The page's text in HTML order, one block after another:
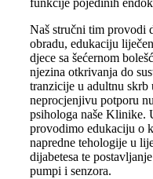
funkcije pojedinih
Naš stručni tim provodi
obradu, edukaciju
djece sa šećernom
njezina otkrivanja do
tranzicije u adultnu skrb
neprocjenjivu potporu
psihologa naše Klinike.
provodimo edukaciju o
napredne tehologije u
dijabetesa te
pumpi i senzora.